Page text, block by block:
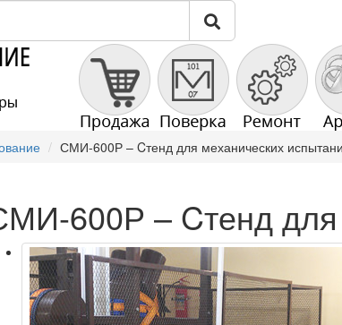
СМИ-600Р – Cтенд для механических
600Р – Cтенд для